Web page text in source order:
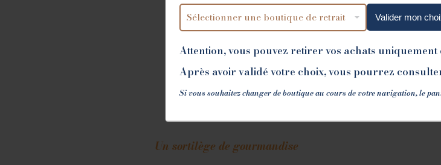
Valider mon
Attention, vous pouvez retirer vos achats
Après avoir validé votre choix, vous pourrez
Si vous souhaitez changer de boutique au cours de votre navigation, le
Baby Chauve-souris
Un sortilège de gourmandise